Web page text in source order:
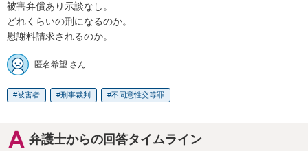
被害弁償あり示談なし。
どれくらいの刑になるのか。
慰謝料請求されるのか。
匿名希望 さん
被害者 刑事裁判 不同意性交等罪
弁護士からの回答タイムライン